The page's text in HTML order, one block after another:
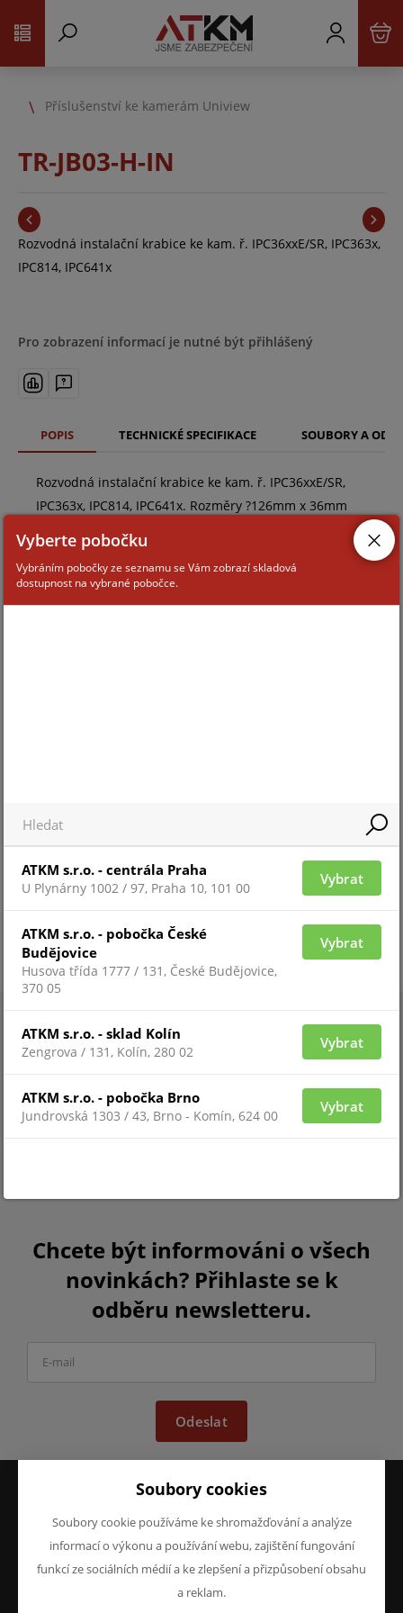
Příslušenství ke kamerám Uniview
TR-JB03-H-IN
Rozvodná instalační krabice ke kam. ř. IPC36xxE/SR, IPC363x,
IPC814, IPC641x
Pro zobrazení informací je nutné být přihlášený
POPIS TECHNICKÉ SPECIFIKACE SOUBORY A
Rozvodná instalační krabice ke kam. ř. IPC36xxE/SR,
IPC363x, IPC814, IPC641x. Rozměry ?126mm x 36mm
ZAŘAZENÍ ZBOŽÍ
Chcete být informováni o všech
novinkách? Přihlaste se k
odběru newsletteru.
Odeslat
VŠE O NÁKUPU
Obchodní podmínky
Reklamace
O FIRMĚ
O nás
Kontakty
Soubory cookies
Soubory cookie používáme ke shromažďování a analýze
informací o výkonu a používání webu, zajištění fungování
funkcí ze sociálních médií a ke zlepšení a přizpůsobení obsahu
a reklam.
Vyberte pobočku
Vybráním pobočky ze seznamu se Vám zobrazí skladová
dostupnost na vybrané pobočce.
ATKM s.r.o. - centrála Praha
U Plynárny 1002 / 97, Praha 10, 101 00
Vybrat
ATKM s.r.o. - pobočka České
Budějovice
Husova třída 1777 / 131, České Budějovice,
370 05
Vybrat
ATKM s.r.o. - sklad Kolín
Zengrova / 131, Kolín, 280 02
Vybrat
ATKM s.r.o. - pobočka Brno
Jundrovská 1303 / 43, Brno - Komín, 624 00
Vybrat